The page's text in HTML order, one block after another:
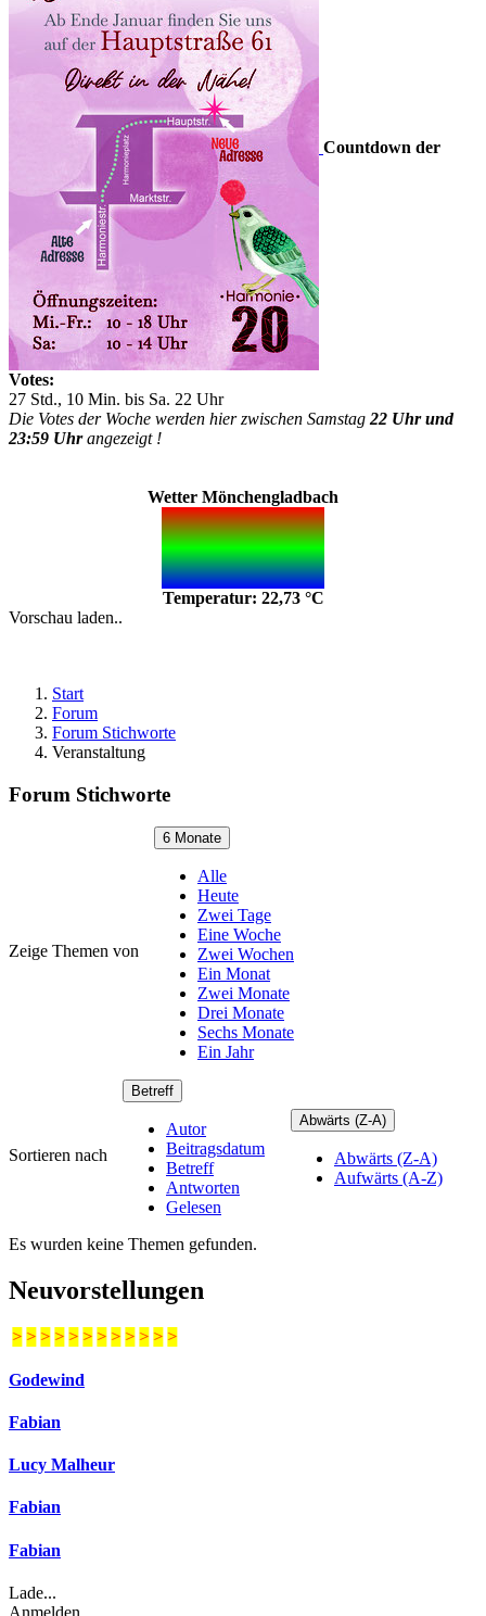
Countdown der
Votes:
27 Std., 10 Min. bis Sa. 22 Uhr
Die Votes der Woche werden hier zwischen Samstag 22 Uhr und
23:59 Uhrangezeigt !
Wetter Mönchengladbach
Temperatur: 22,73 °C
Vorschau laden..
Start
Forum
Forum Stichworte
Veranstaltung
Forum Stichworte
Zeige Themen von
6 Monate
Alle
Heute
Zwei Tage
Eine Woche
Zwei Wochen
Ein Monat
Zwei Monate
Drei Monate
Sechs Monate
Ein Jahr
Sortieren nach
Betreff
Autor
Beitragsdatum
Betreff
Antworten
Gelesen
Abwärts (Z-A)
Abwärts (Z-A)
Aufwärts (A-Z)
Es wurden keine Themen gefunden.
Neuvorstellungen
> > > > > > > > > > > >
Godewind
Fabian
Lucy Malheur
Fabian
Fabian
Lade...
Anmelden